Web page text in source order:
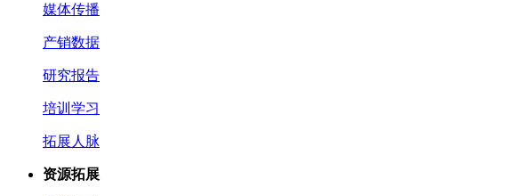
媒体传播
产销数据
研究报告
培训学习
拓展人脉
资源拓展